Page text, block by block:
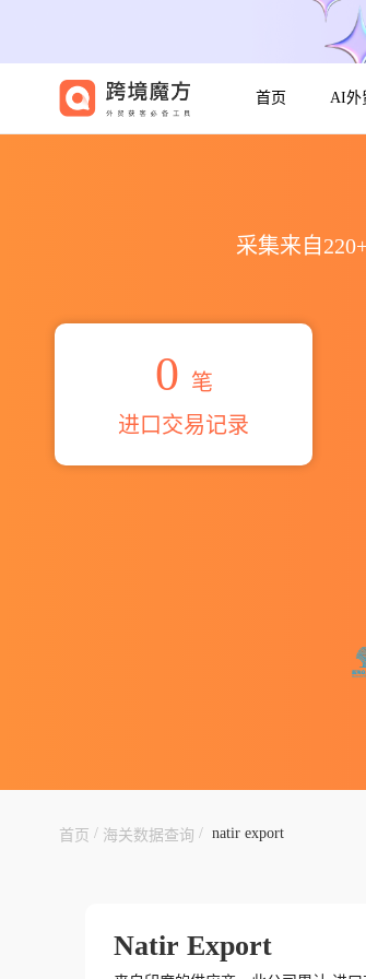
首页 AI外
采集来自
0 笔
进口交易记录
首页 / 海关数据查询 / natir export
Natir Export